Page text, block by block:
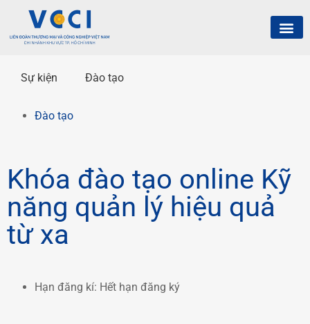
Sự kiện Đào tạo
Đào tạo
Khóa đào tạo online Kỹ
năng quản lý hiệu quả
từ xa
Hạn đăng kí: Hết hạn đăng ký